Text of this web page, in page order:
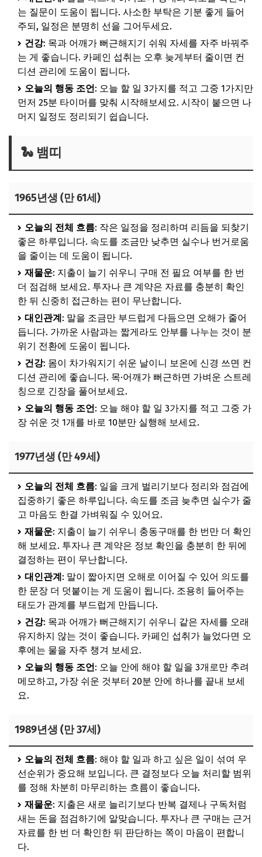
는 질문이 도움이 됩니다. 사소한 부탁은 기분 좋게 들어
주되, 일정은 분명히 선을 그어두세요.
건강: 목과 어깨가 뻐근해지기 쉬워 자세를 자주 바꿔주
는 게 좋습니다. 카페인 섭취는 오후 늦게부터 줄이면 컨
디션 관리에 도움이 됩니다.
오늘의 행동 조언: 오늘 할 일 3가지를 적고 그중 1가지만
먼저 25분 타이머를 맞춰 시작해보세요. 시작이 붙으면 나
머지 일정도 정리되기 쉽습니다.
🐍 뱀띠
1965년생 (만 61세)
오늘의 전체 흐름: 작은 일정을 정리하며 리듬을 되찾기
좋은 하루입니다. 속도를 조금만 낮추면 실수나 번거로움
을 줄이는 데 도움이 됩니다.
재물운: 지출이 늘기 쉬우니 구매 전 필요 여부를 한 번
더 점검해 보세요. 투자나 큰 계약은 자료를 충분히 확인
한 뒤 신중히 접근하는 편이 무난합니다.
대인관계: 말을 조금만 부드럽게 다듬으면 오해가 줄어
듭니다. 가까운 사람과는 짧게라도 안부를 나누는 것이 분
위기 전환에 도움이 됩니다.
건강: 몸이 차가워지기 쉬운 날이니 보온에 신경 쓰면 컨
디션 관리에 좋습니다. 목·어깨가 뻐근하면 가벼운 스트레
칭으로 긴장을 풀어보세요.
오늘의 행동 조언: 오늘 해야 할 일 3가지를 적고 그중 가
장 쉬운 것 1개를 바로 10분만 실행해 보세요.
1977년생 (만 49세)
오늘의 전체 흐름: 일을 크게 벌리기보다 정리와 점검에
집중하기 좋은 하루입니다. 속도를 조금 늦추면 실수가 줄
고 마음도 한결 가벼워질 수 있어요.
재물운: 지출이 늘기 쉬우니 충동구매를 한 번만 더 확인
해 보세요. 투자나 큰 계약은 정보 확인을 충분히 한 뒤에
결정하는 편이 무난합니다.
대인관계: 말이 짧아지면 오해로 이어질 수 있어 의도를
한 문장 더 덧붙이는 게 도움이 됩니다. 조용히 들어주는
태도가 관계를 부드럽게 만듭니다.
건강: 목과 어깨가 뻐근해지기 쉬우니 같은 자세를 오래
유지하지 않는 것이 좋습니다. 카페인 섭취가 늘었다면 오
후에는 물을 자주 챙겨 보세요.
오늘의 행동 조언: 오늘 안에 해야 할 일을 3개로만 추려
메모하고, 가장 쉬운 것부터 20분 안에 하나를 끝내 보세
요.
1989년생 (만 37세)
오늘의 전체 흐름: 해야 할 일과 하고 싶은 일이 섞여 우
선순위가 중요해 보입니다. 큰 결정보다 오늘 처리할 범위
를 정해 차분히 마무리하는 흐름이 좋습니다.
재물운: 지출은 새로 늘리기보다 반복 결제나 구독처럼
새는 돈을 점검하기에 알맞습니다. 투자나 큰 구매는 근거
자료를 한 번 더 확인한 뒤 판단하는 쪽이 마음이 편합니
다.